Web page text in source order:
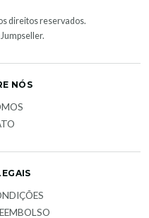
direitos reservados.
.
NÓS